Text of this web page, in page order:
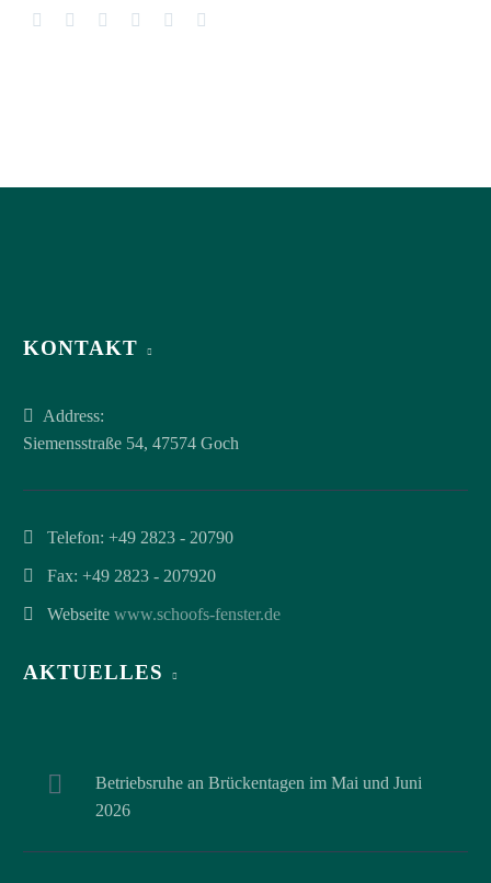
KONTAKT
Address:
Siemensstraße 54, 47574 Goch
Telefon: +49 2823 - 20790
Fax: +49 2823 - 207920
Webseite www.schoofs-fenster.de
AKTUELLES
Betriebsruhe an Brückentagen im Mai und Juni
2026